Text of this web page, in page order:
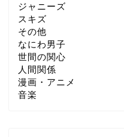
ジャニーズ
スキズ
その他
なにわ男子
世間の関心
人間関係
漫画・アニメ
音楽